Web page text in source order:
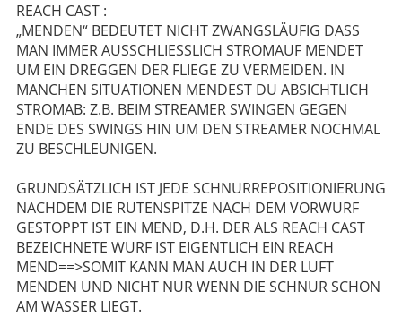
REACH CAST :
„MENDEN“ BEDEUTET NICHT ZWANGSLÄUFIG DASS
MAN IMMER AUSSCHLIESSLICH STROMAUF MENDET
UM EIN DREGGEN DER FLIEGE ZU VERMEIDEN. IN
MANCHEN SITUATIONEN MENDEST DU ABSICHTLICH
STROMAB: Z.B. BEIM STREAMER SWINGEN GEGEN
ENDE DES SWINGS HIN UM DEN STREAMER NOCHMAL
ZU BESCHLEUNIGEN.
GRUNDSÄTZLICH IST JEDE SCHNURREPOSITIONIERUNG
NACHDEM DIE RUTENSPITZE NACH DEM VORWURF
GESTOPPT IST EIN MEND, D.H. DER ALS REACH CAST
BEZEICHNETE WURF IST EIGENTLICH EIN REACH
MEND==>SOMIT KANN MAN AUCH IN DER LUFT
MENDEN UND NICHT NUR WENN DIE SCHNUR SCHON
AM WASSER LIEGT.